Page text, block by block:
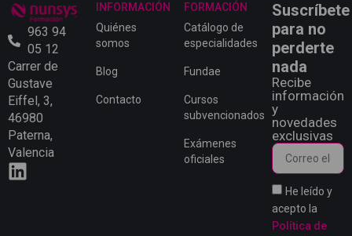
963 94
05 12
Carrer de
Gustave
Eiffel, 3,
46980
Paterna,
Valencia
INFORMACIÓN
Quiénes
somos
Blog
Contacto
FORMACIÓN
Catálogo de
especialidades
Fundae
Cursos
subvencionados
Exámenes
oficiales
Suscríbete
para no
perderte
nada
Recibe
información
y
novedades
exclusivas
He leído y
acepto la
Política de